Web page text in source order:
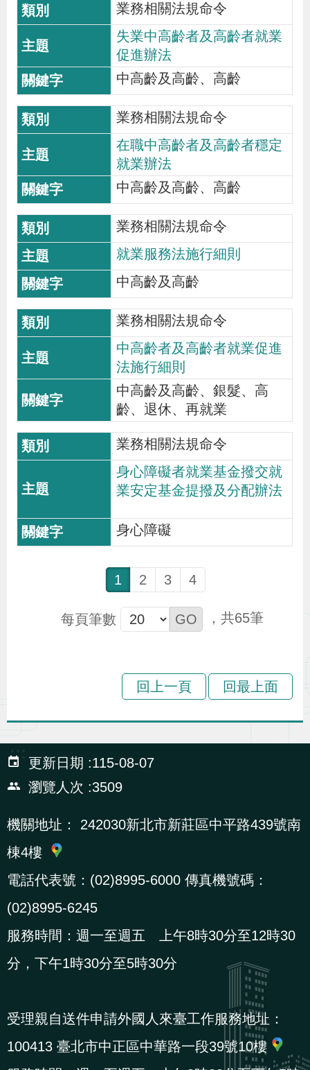
業務相關法規命令
失業中高齡者及高齡者就業
促進辦法
中高齡及高齡、高齡
業務相關法規命令
在職中高齡者及高齡者穩定
就業辦法
中高齡及高齡、高齡
業務相關法規命令
就業服務法施行細則
中高齡及高齡
業務相關法規命令
中高齡者及高齡者就業促進
法施行細則
中高齡及高齡、銀髮、高
齡、退休、再就業
業務相關法規命令
身心障礙者就業基金撥交就
業安定基金提撥及分配辦法
身心障礙
1 2 3 4
每頁筆數 65
回上一頁 回最上面
:::
更新日期
115-08-07
瀏覽人次
3509
機關地址：
242030新北市新莊區中平路439號南
棟4樓
電話代表號：(02)8995-6000 傳真機號碼：
(02)8995-6245
服務時間：週一至週五 上午8時30分至12時30
分，下午1時30分至5時30分
受理親自送件申請外國人來臺工作服務地址：
100413 臺北市中正區中華路一段39號10樓